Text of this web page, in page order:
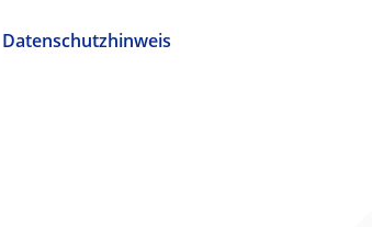
Datenschutzhinweis